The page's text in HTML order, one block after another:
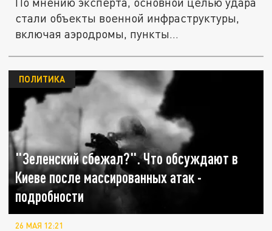
стали объекты военной инфраструктуры,
включая аэродромы, пункты...
"Зеленский сбежал?". Что обсуждают в
Киеве после массированных атак -
подробности
ПОЛИТИКА
26 МАЯ 12:21